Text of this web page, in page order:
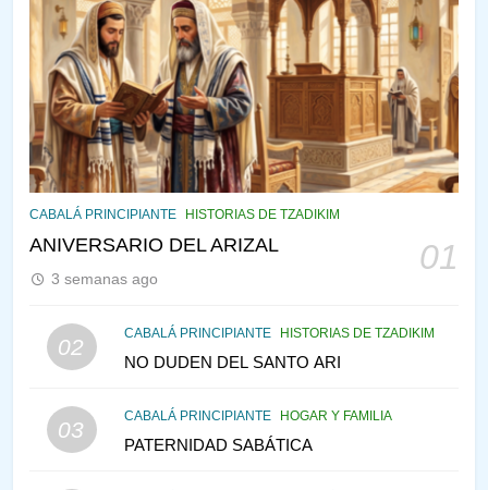
CABALÁ PRINCIPIANTE HISTORIAS DE TZADIKIM
ANIVERSARIO DEL ARIZAL 01
3 semanas ago
02
CABALÁ PRINCIPIANTE HISTORIAS DE TZADIKIM
NO DUDEN DEL SANTO ARI
03
CABALÁ PRINCIPIANTE HOGAR Y FAMILIA
PATERNIDAD SABÁTICA
144
¿QUIÉN ES SABIO? EL QUE
VE LO QUE VA A NACER
PENSAMIENTO JUDÍO PIRKEI AVOT
145
LA RECONSTRUCCIÓN DEL
MEDIO DE LA TRISTEZA
146
CABALÁ Y JASIDUT: EL
PENSAMIENTO JUDÍO PIRKEI AVOT